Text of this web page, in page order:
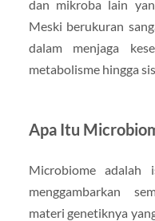
dan mikroba lain
Meski berukuran
dalam menjaga
metabolisme hingga
Apa Itu
Microbiome adalah
menggambarkan
materi genetiknya